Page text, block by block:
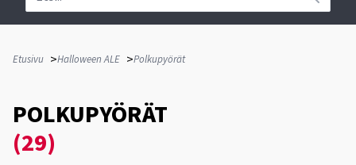
Etusivu >Halloween ALE >Polkupyörät
POLKUPYÖRÄT
(29)